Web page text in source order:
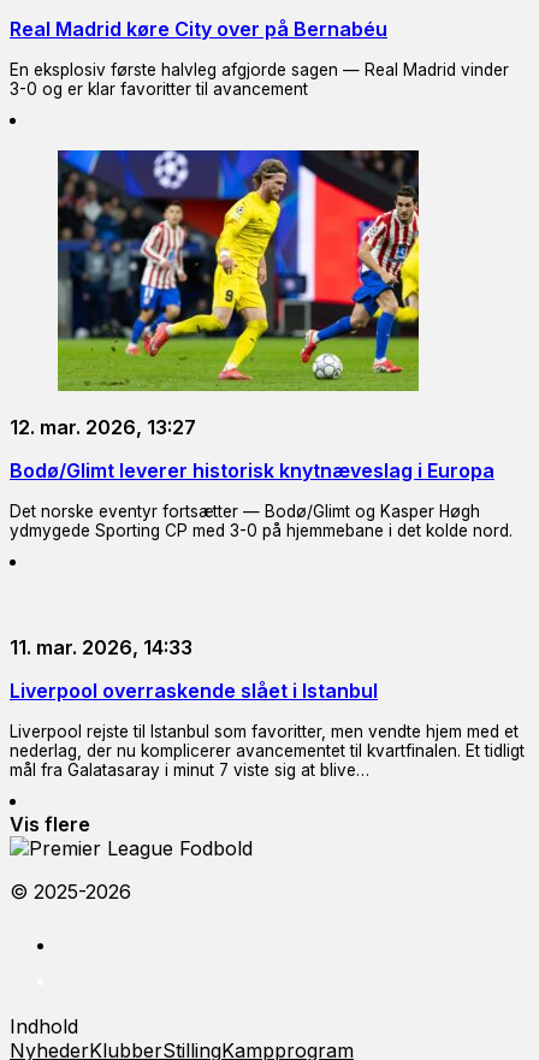
Real Madrid køre City over på Bernabéu
En eksplosiv første halvleg afgjorde sagen — Real Madrid vinder
3-0 og er klar favoritter til avancement
12. mar. 2026, 13:27
Bodø/Glimt leverer historisk knytnæveslag i Europa
Det norske eventyr fortsætter — Bodø/Glimt og Kasper Høgh
ydmygede Sporting CP med 3-0 på hjemmebane i det kolde nord.
11. mar. 2026, 14:33
Liverpool overraskende slået i Istanbul
Liverpool rejste til Istanbul som favoritter, men vendte hjem med et
nederlag, der nu komplicerer avancementet til kvartfinalen. Et tidligt
mål fra Galatasaray i minut 7 viste sig at blive…
Vis flere
© 2025-2026
Indhold
NyhederKlubberStillingKampprogram